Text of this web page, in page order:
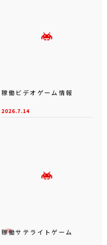
稼働ビデオゲーム情報
2026.7.14
稼働サテライトゲーム